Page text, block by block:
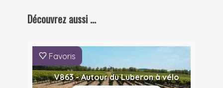
Découvrez aussi ...
Favoris
V863 - Autour du Luberon à vélo